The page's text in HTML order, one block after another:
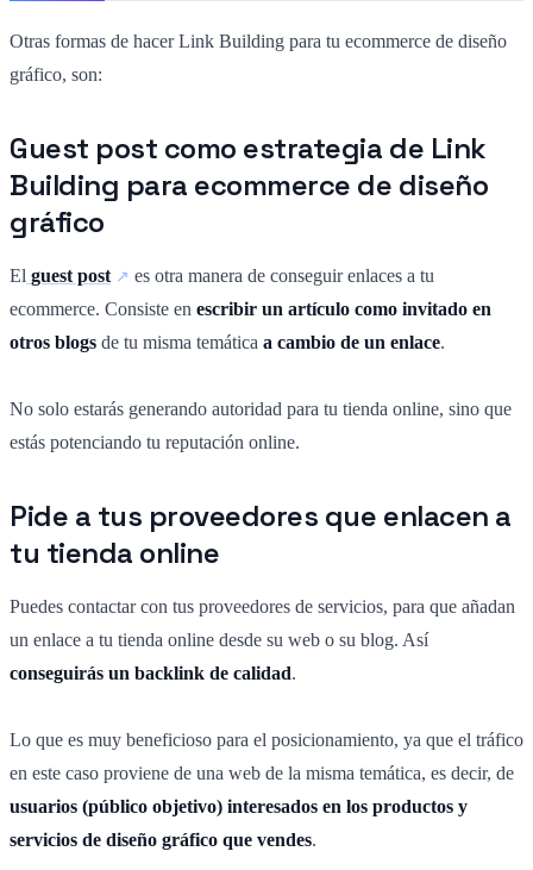
Otras formas de hacer Link Building para tu ecommerce de diseño
gráfico, son:
Guest post como estrategia de Link
Building para ecommerce de diseño
gráfico
El guest post
es otra manera de conseguir enlaces a tu
ecommerce. Consiste en escribir un artículo como invitado en
otros blogs de tu misma temática a cambio de un enlace.
No solo estarás generando autoridad para tu tienda online, sino que
estás potenciando tu reputación online.
Pide a tus proveedores que enlacen a
tu tienda online
Puedes contactar con tus proveedores de servicios, para que añadan
un enlace a tu tienda online desde su web o su blog. Así
conseguirás un backlink de calidad.
Lo que es muy beneficioso para el posicionamiento, ya que el tráfico
en este caso proviene de una web de la misma temática, es decir, de
usuarios (público objetivo) interesados en los productos y
servicios de diseño gráfico que vendes.